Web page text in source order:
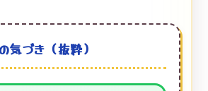
気づき（抜粋）